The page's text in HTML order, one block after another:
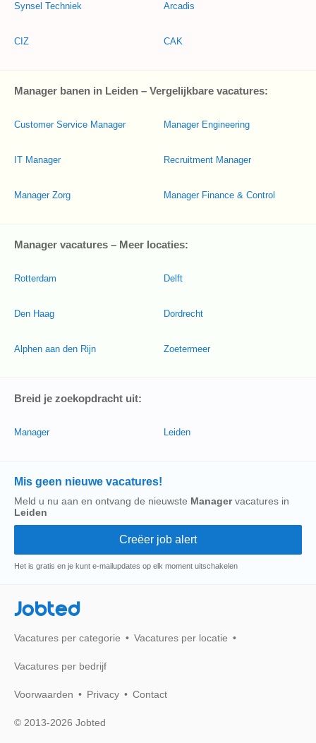
Synsel Techniek
CIZ
Arcadis
CAK
Manager banen in Leiden – Vergelijkbare vacatures:
Customer Service Manager
IT Manager
Manager Zorg
Manager Engineering
Recruitment Manager
Manager Finance & Control
Manager vacatures – Meer locaties:
Rotterdam
Den Haag
Alphen aan den Rijn
Delft
Dordrecht
Zoetermeer
Breid je zoekopdracht uit:
Manager Leiden
Mis geen nieuwe vacatures!
Meld u nu aan en ontvang de nieuwste Managervacatures in
Leiden
Het is gratis en je kunt e-mailupdates op elk moment uitschakelen
Jobted
Vacatures per categorie Vacatures per locatie
Vacatures per bedrijf
Voorwaarden Privacy Contact
© 2013-2026 Jobted